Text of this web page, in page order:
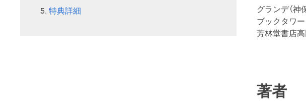
特典詳細
グランデ（神
ブックタワー
芳林堂書店
著者